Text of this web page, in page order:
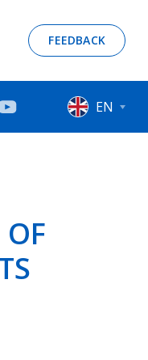
FEEDBACK
EN